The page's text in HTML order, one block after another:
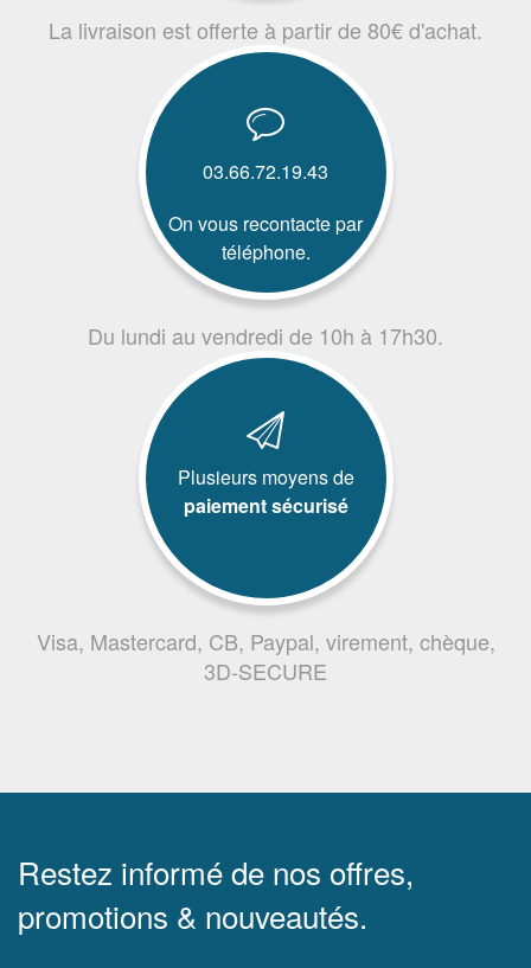
La livraison est offerte à partir de 80€ d'achat.
03.66.72.19.43
On vous recontacte par
téléphone.
Du lundi au vendredi de 10h à 17h30.
Plusieurs moyens de
paiement sécurisé
Visa, Mastercard, CB, Paypal, virement, chèque,
3D-SECURE
Restez informé de nos offres,
promotions & nouveautés.